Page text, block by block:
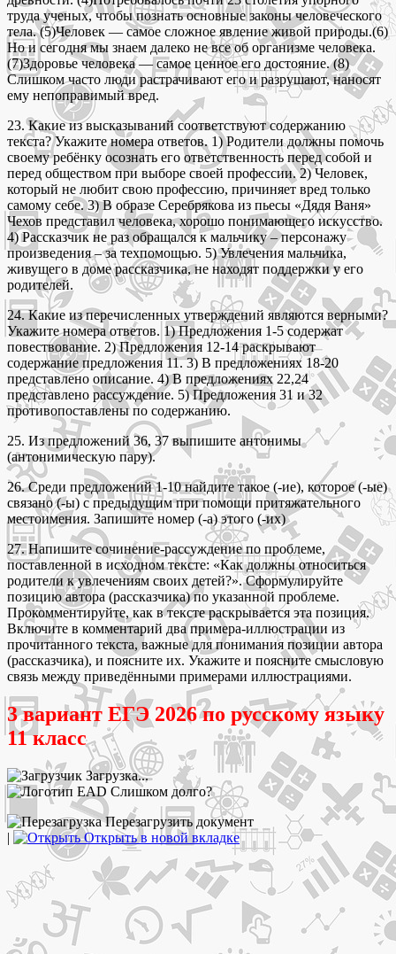
труда ученых, чтобы познать основные законы человеческого
тела. (5)Человек — самое сложное явление живой природы.(6)
Но и сегодня мы знаем далеко не все об организме человека.
(7)Здоровье человека — самое ценное его достояние. (8)
Слишком часто люди растрачивают его и разрушают, наносят
ему непоправимый вред.
23. Какие из высказываний соответствуют содержанию
текста? Укажите номера ответов. 1) Родители должны помочь
своему ребёнку осознать его ответственность перед собой и
перед обществом при выборе своей профессии. 2) Человек,
который не любит свою профессию, причиняет вред только
самому себе. 3) В образе Серебрякова из пьесы «Дядя Ваня»
Чехов представил человека, хорошо понимающего искусство.
4) Рассказчик не раз обращался к мальчику – персонажу
произведения – за техпомощью. 5) Увлечения мальчика,
живущего в доме рассказчика, не находят поддержки у его
родителей.
24. Какие из перечисленных утверждений являются верными?
Укажите номера ответов. 1) Предложения 1-5 содержат
повествование. 2) Предложения 12-14 раскрывают
содержание предложения 11. 3) В предложениях 18-20
представлено описание. 4) В предложениях 22,24
представлено рассуждение. 5) Предложения 31 и 32
противопоставлены по содержанию.
25. Из предложений 36, 37 выпишите антонимы
(антонимическую пару).
26. Среди предложений 1-10 найдите такое (-ие), которое (-ые)
связано (-ы) с предыдущим при помощи притяжательного
местоимения. Запишите номер (-а) этого (-их)
27. Напишите сочинение-рассуждение по проблеме,
поставленной в исходном тексте: «Как должны относиться
родители к увлечениям своих детей?». Сформулируйте
позицию автора (рассказчика) по указанной проблеме.
Прокомментируйте, как в тексте раскрывается эта позиция.
Включите в комментарий два примера-иллюстрации из
прочитанного текста, важные для понимания позиции автора
(рассказчика), и поясните их. Укажите и поясните смысловую
связь между приведёнными примерами иллюстрациями.
3 вариант ЕГЭ 2026 по русскому языку
11 класс
Загрузка...
Слишком долго?
Перезагрузить документ
|
Открыть в новой вкладке